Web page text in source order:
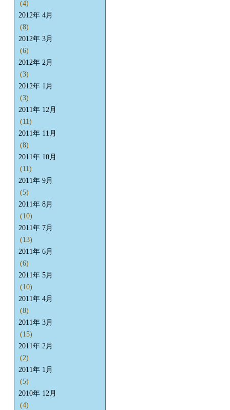
(4)
2012年 4月
(8)
2012年 3月
(6)
2012年 2月
(3)
2012年 1月
(3)
2011年 12月
(11)
2011年 11月
(8)
2011年 10月
(11)
2011年 9月
(5)
2011年 8月
(10)
2011年 7月
(13)
2011年 6月
(6)
2011年 5月
(10)
2011年 4月
(8)
2011年 3月
(15)
2011年 2月
(2)
2011年 1月
(5)
2010年 12月
(4)